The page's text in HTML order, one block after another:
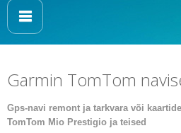
Garmin TomTom
Gps-navi remont ja tarkvara või
TomTom Mio Prestigio ja teised